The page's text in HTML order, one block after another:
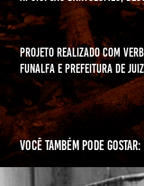
Projeto realizado com
Funalfa e Prefeitura de
Você também pode gostar: